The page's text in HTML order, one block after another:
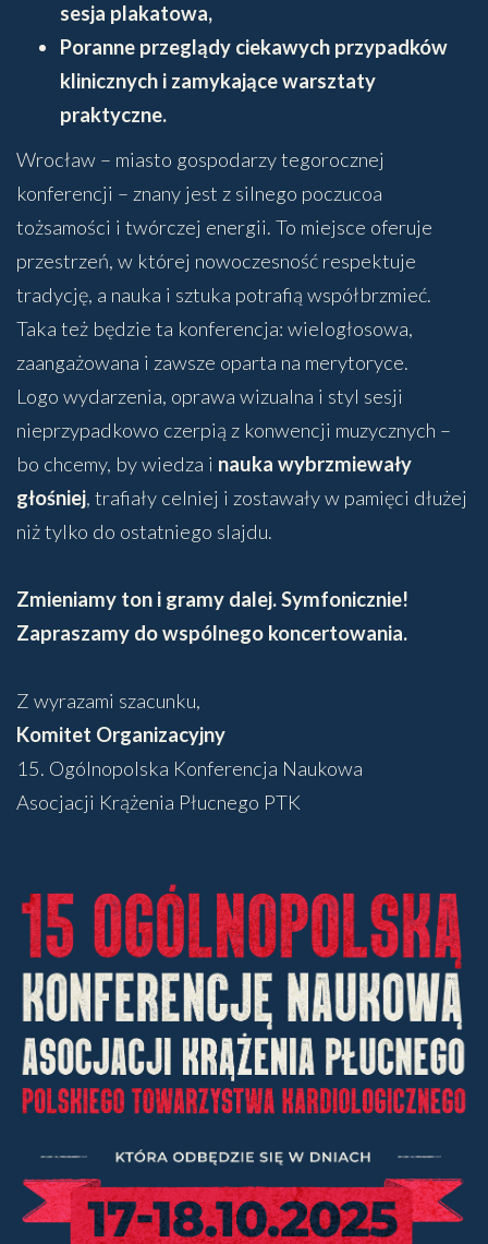
sesja plakatowa,
Poranne przeglądy ciekawych przypadków
klinicznych i zamykające warsztaty
praktyczne.
Wrocław – miasto gospodarzy tegorocznej
konferencji – znany jest z silnego poczucoa
tożsamości i twórczej energii. To miejsce oferuje
przestrzeń, w której nowoczesność respektuje
tradycję, a nauka i sztuka potrafią współbrzmieć.
Taka też będzie ta konferencja: wielogłosowa,
zaangażowana i zawsze oparta na merytoryce.
Logo wydarzenia, oprawa wizualna i styl sesji
nieprzypadkowo czerpią z konwencji muzycznych –
bo chcemy, by wiedza i nauka wybrzmiewały
głośniej, trafiały celniej i zostawały w pamięci dłużej
niż tylko do ostatniego slajdu.
Zmieniamy ton i gramy dalej. Symfonicznie!
Zapraszamy do wspólnego koncertowania.
Z wyrazami szacunku,
Komitet Organizacyjny
15. Ogólnopolska Konferencja Naukowa
Asocjacji Krążenia Płucnego PTK